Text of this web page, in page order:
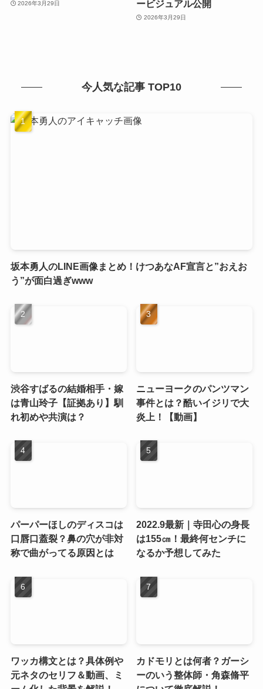
2026年3月29日
ービジュアル公開
2026年3月29日
今人気な記事 TOP10
坂本勇人のLINE画像まとめ！けつあなAF宣言と”おえお
う”が面白過ぎwww
渋谷すばるの結婚相手・嫁
は青山玲子【証拠あり】馴
れ初めや共演は？
ニューヨークのパンツマン
事件とは？酷いイジリで大
炎上！【動画】
パーパーほしのディスコは
口唇口蓋裂？鼻の穴が非対
称で曲がってる原因とは
2022.9最新｜寺田心の身長
は155㎝！最終何センチに
なるか予想してみた
ワッカ構文とは？具体例や
元ネタのセリフ＆動画、ミ
カドモリとは何者？ガーシ
ーのいう整体師・角森脩平